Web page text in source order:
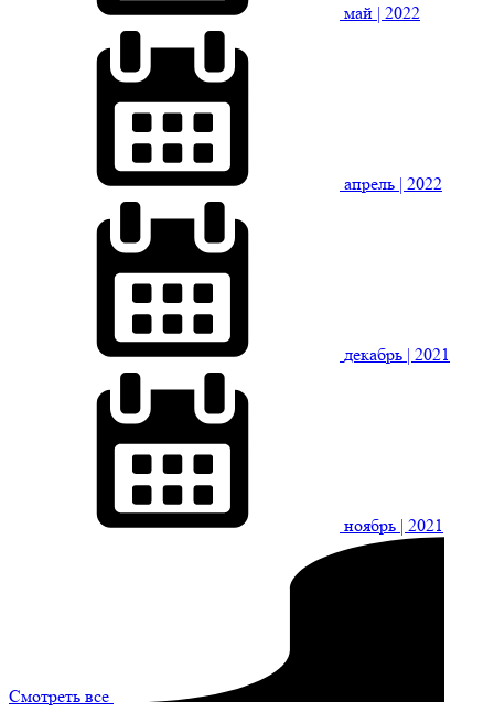
май | 2022
апрель | 2022
декабрь | 2021
ноябрь | 2021
Смотреть все